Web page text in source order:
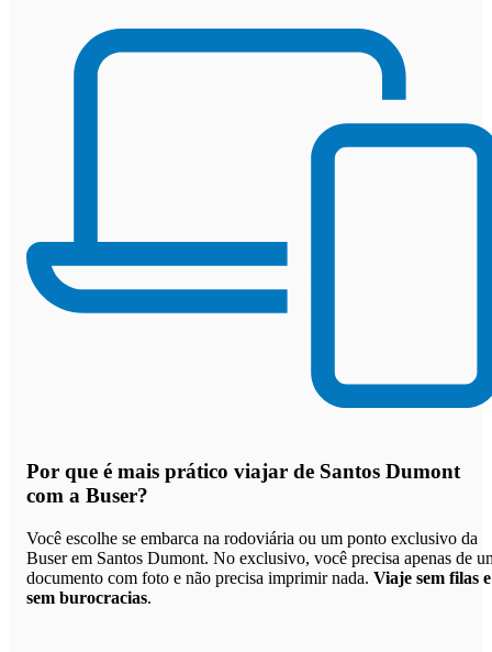
Por que é mais prático viajar de Santos Dumont
com a Buser?
Você escolhe se embarca na rodoviária ou um ponto exclusivo da
Buser em Santos Dumont. No exclusivo, você precisa apenas de
documento com foto e não precisa imprimir nada. Viaje sem filas e
sem burocracias.